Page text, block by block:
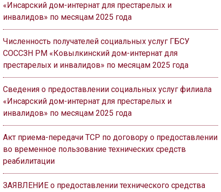
«Инсарский дом-интернат для престарелых и
инвалидов» по месяцам 2025 года
Численность получателей социальных услуг ГБСУ
СОССЗН РМ «Ковылкинский дом-интернат для
престарелых и инвалидов» по месяцам 2025 года
Сведения о предоставлении социальных услуг филиала
«Инсарский дом-интернат для престарелых и
инвалидов» по месяцам 2025 года
Акт приема-передачи ТСР по договору о предоставлении
во временное пользование технических средств
реабилитации
ЗАЯВЛЕНИЕ о предоставлении технического средства